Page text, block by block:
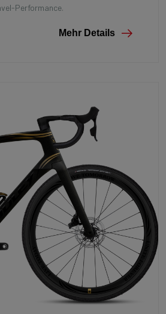
Performance.
Mehr Details